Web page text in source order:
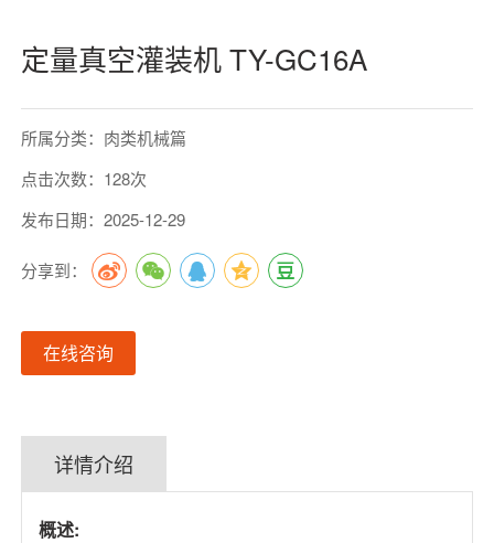
定量真空灌装机 TY-GC16A
所属分类：肉类机械篇
点击次数：128次
发布日期：2025-12-29
分享到：
在线咨询
详情介绍
概述: